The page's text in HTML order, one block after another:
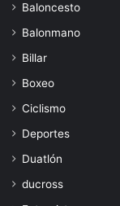
Baloncesto
Balonmano
Billar
Boxeo
Ciclismo
Deportes
Duatlón
ducross